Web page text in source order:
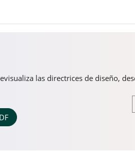
las directrices de diseño,